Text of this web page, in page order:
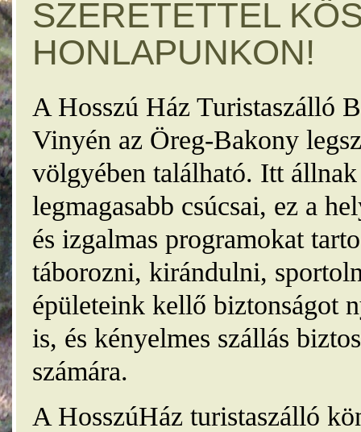
SZERETETTEL
HONLAPUNKON!
A Hosszú Ház Turistaszálló
Vinyén az Öreg-Bakony
völgyében található. Itt
legmagasabb csúcsai, ez a
és izgalmas programokat
táborozni, kirándulni,
épületeink kellő biztonságot
is, és kényelmes szállás
számára.
A HosszúHáz turistaszálló